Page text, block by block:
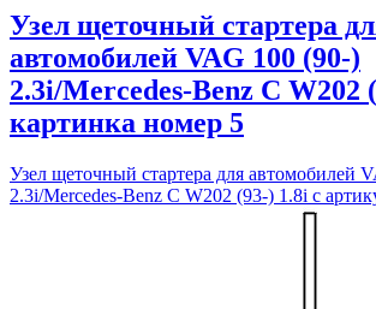
Узел щеточный стартера
автомобилей VAG 100 (90-)
2.3i/Mercedes-Benz C W202
картинка номер 5
Узел щеточный стартера для автомобилей
2.3i/Mercedes-Benz C W202 (93-) 1.8i с